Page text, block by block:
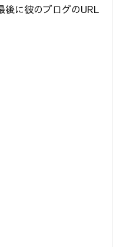
後に彼のブログのURL